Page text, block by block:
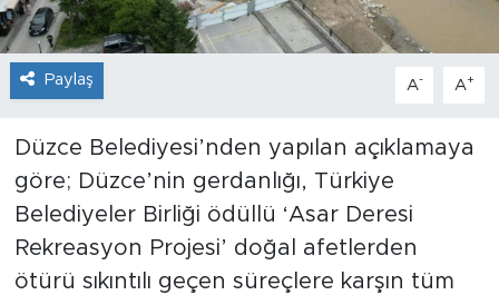
Paylaş A- A+
Düzce Belediyesi’nden yapılan açıklamaya
göre; Düzce’nin gerdanlığı, Türkiye
Belediyeler Birliği ödüllü ‘Asar Deresi
Rekreasyon Projesi’ doğal afetlerden
ötürü sıkıntılı geçen süreçlere karşın tüm